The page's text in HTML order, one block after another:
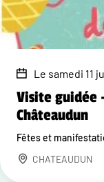
Le samedi 11
Visite guidée
Châteaudun
Fêtes et
CHATEAUDUN